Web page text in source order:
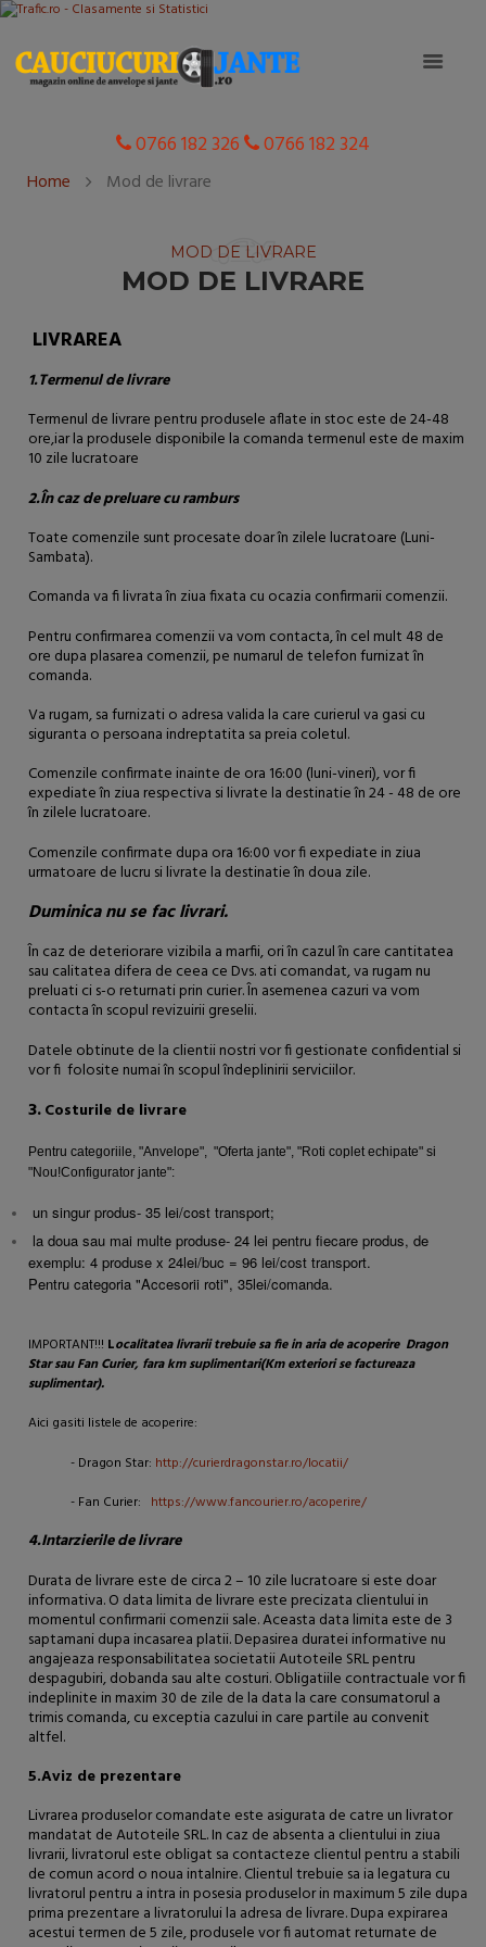
0766 182 326 0766 182 324
Home Mod de livrare
MOD DE LIVRARE
MOD DE LIVRARE
LIVRAREA
1.Termenul de livrare
Termenul de livrare pentru produsele aflate in stoc este de 24-48
ore,iar la produsele disponibile la comanda termenul este de maxim
10 zile lucratoare
2.În caz de preluare cu ramburs
Toate comenzile sunt procesate doar în zilele lucratoare (Luni-
Sambata).
Comanda va fi livrata în ziua fixata cu ocazia confirmarii comenzii.
Pentru confirmarea comenzii va vom contacta, în cel mult 48 de
ore dupa plasarea comenzii, pe numarul de telefon furnizat în
comanda.
Va rugam, sa furnizati o adresa valida la care curierul va gasi cu
siguranta o persoana indreptatita sa preia coletul.
Comenzile confirmate inainte de ora 16:00 (luni-vineri), vor fi
expediate în ziua respectiva si livrate la destinatie în 24 - 48 de ore
în zilele lucratoare.
Comenzile confirmate dupa ora 16:00 vor fi expediate in ziua
urmatoare de lucru si livrate la destinatie în doua zile.
Duminica nu se fac livrari.
În caz de deteriorare vizibila a marfii, ori în cazul în care cantitatea
sau calitatea difera de ceea ce Dvs. ati comandat, va rugam nu
preluati ci s-o returnati prin curier. În asemenea cazuri va vom
contacta în scopul revizuirii greselii.
Datele obtinute de la clientii nostri vor fi gestionate confidential si
vor fi folosite numai în scopul îndeplinirii serviciilor.
3.Costurile de livrare
Pentru categoriile, "Anvelope", "Oferta jante", "Roti coplet echipate" si
"Nou!Configurator jante":
un singur produs- 35 lei/cost transport;
la doua sau mai multe produse- 24 lei pentru fiecare produs, de
exemplu: 4 produse x 24lei/buc = 96 lei/cost transport.
Pentru categoria "Accesorii roti", 35lei/comanda.
IMPORTANT!!! Localitatea livrarii trebuie sa fie in aria de acoperire Dragon
Star sau Fan Curier, fara km suplimentari(Km exteriori se factureaza
suplimentar).
Aici gasiti listele de acoperire:
- Dragon Star: http://curierdragonstar.ro/locatii/
- Fan Curier: https://www.fancourier.ro/acoperire/
4.Intarzierile de livrare
Durata de livrare este de circa 2 – 10 zile lucratoare si este doar
informativa. O data limita de livrare este precizata clientului in
momentul confirmarii comenzii sale. Aceasta data limita este de 3
saptamani dupa incasarea platii. Depasirea duratei informative nu
angajeaza responsabilitatea societatii Autoteile SRL pentru
despagubiri, dobanda sau alte costuri. Obligatiile contractuale vor fi
indeplinite in maxim 30 de zile de la data la care consumatorul a
trimis comanda, cu exceptia cazului in care partile au convenit
altfel.
5.Aviz de prezentare
Livrarea produselor comandate este asigurata de catre un livrator
mandatat de Autoteile SRL. In caz de absenta a clientului in ziua
livrarii, livratorul este obligat sa contacteze clientul pentru a stabili
de comun acord o noua intalnire. Clientul trebuie sa ia legatura cu
livratorul pentru a intra in posesia produselor in maximum 5 zile dupa
prima prezentare a livratorului la adresa de livrare. Dupa expirarea
acestui termen de 5 zile, produsele vor fi automat returnate de